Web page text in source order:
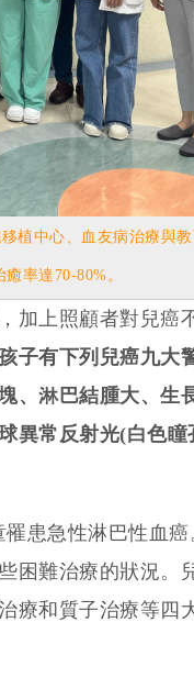
植中心、血友病治療與
率達70-80%。
加上照顧者對兒癌
子有下列兒癌九大
、淋巴結腫大、生
異常反射光(白色瞳
患急性淋巴性血
困難治療的狀況。
療和質子治療等四